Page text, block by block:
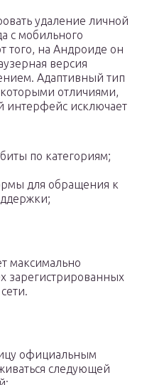
удаление личной
с мобильного
того, на Андроиде он
версия
Адаптивный тип
отличиями,
интерфейс исключает
по категориям;
для обращения к
максимально
зарегистрированных
официальным
следующей